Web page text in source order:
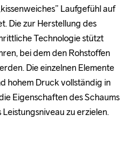
Laufgefühl auf
Die zur Herstellung des
Technologie stützt
bei dem den Rohstoffen
Die einzelnen Elemente
hohem Druck vollständig in
Eigenschaften des Schaums
zu erzielen.
Laufgefühl auf
Die zur Herstellung des
Technologie stützt
bei dem den Rohstoffen
Die einzelnen Elemente
hohem Druck vollständig in
Eigenschaften des Schaums
zu erzielen.